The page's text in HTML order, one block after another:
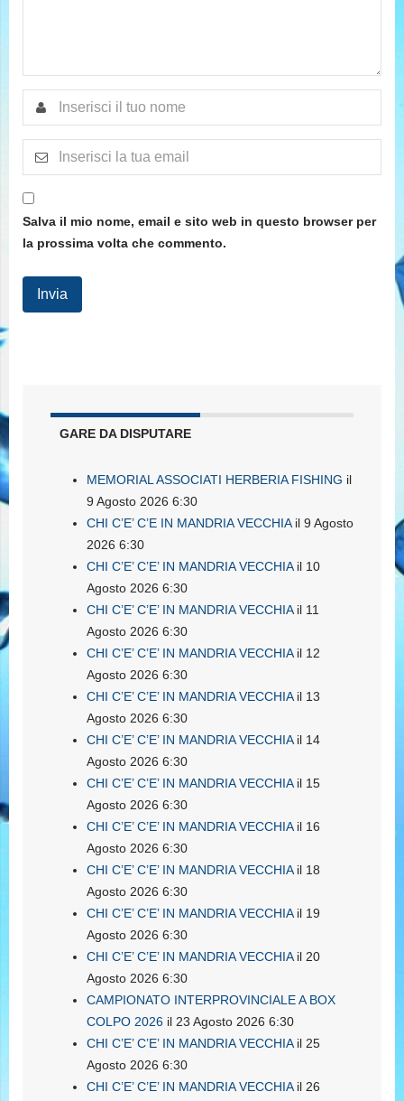
Salva il mio nome, email e sito web in questo browser per
la prossima volta che commento.
GARE DA DISPUTARE
MEMORIAL ASSOCIATI HERBERIA FISHING il
9 Agosto 2026 6:30
CHI C’E’ C’E IN MANDRIA VECCHIAil 9 Agosto
2026 6:30
CHI C’E’ C’E’ IN MANDRIA VECCHIAil 10
Agosto 2026 6:30
CHI C’E’ C’E’ IN MANDRIA VECCHIAil 11
Agosto 2026 6:30
CHI C’E’ C’E’ IN MANDRIA VECCHIAil 12
Agosto 2026 6:30
CHI C’E’ C’E’ IN MANDRIA VECCHIAil 13
Agosto 2026 6:30
CHI C’E’ C’E’ IN MANDRIA VECCHIAil 14
Agosto 2026 6:30
CHI C’E’ C’E’ IN MANDRIA VECCHIAil 15
Agosto 2026 6:30
CHI C’E’ C’E’ IN MANDRIA VECCHIAil 16
Agosto 2026 6:30
CHI C’E’ C’E’ IN MANDRIA VECCHIAil 18
Agosto 2026 6:30
CHI C’E’ C’E’ IN MANDRIA VECCHIAil 19
Agosto 2026 6:30
CHI C’E’ C’E’ IN MANDRIA VECCHIAil 20
Agosto 2026 6:30
CAMPIONATO INTERPROVINCIALE A BOX
COLPO 2026 il 23 Agosto 2026 6:30
CHI C’E’ C’E’ IN MANDRIA VECCHIAil 25
Agosto 2026 6:30
CHI C’E’ C’E’ IN MANDRIA VECCHIAil 26